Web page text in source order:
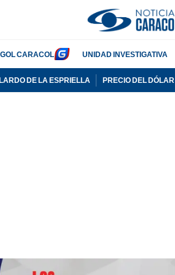
GOL CARACOL UNIDAD INVESTIGATIVA
DE LA ESPRIELLA PRECIO DEL DÓLAR